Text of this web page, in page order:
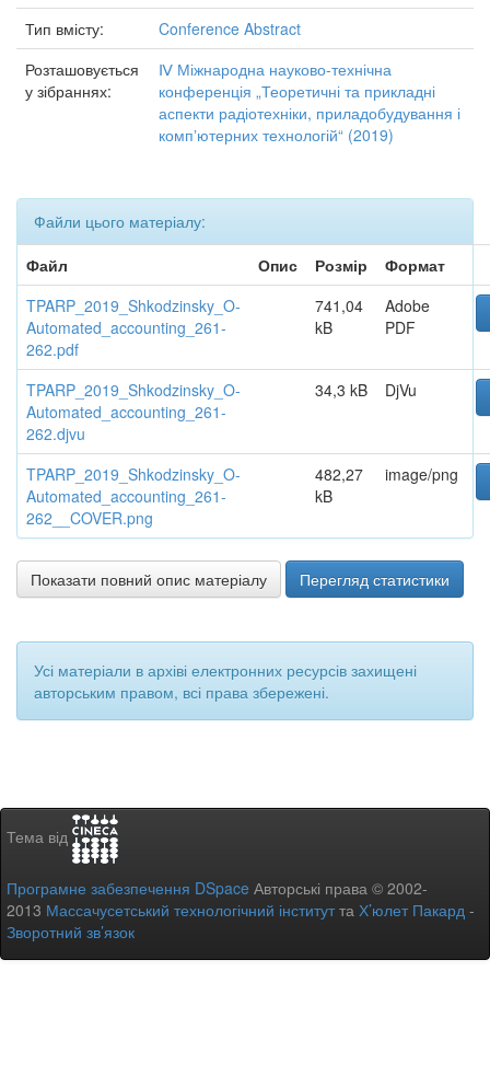
Тип вмісту:
Conference Abstract
Розташовується
у зібраннях:
Ⅳ Міжнародна науково-технічна
конференція „Теоретичні та прикладні
аспекти радіотехніки, приладобудування і
компʼютерних технологій“ (2019)
Файли цього матеріалу:
Файл
Опис Розмір
Формат
TPARP_2019_Shkodzinsky_O-
Automated_accounting_261-
262.pdf
741,04
kB
Adobe
PDF
TPARP_2019_Shkodzinsky_O-
Automated_accounting_261-
262.djvu
34,3 kB DjVu
TPARP_2019_Shkodzinsky_O-
Automated_accounting_261-
262__COVER.png
482,27
kB
image/png
Показати повний опис матеріалу Перегляд статистики
Усі матеріали в архіві електронних ресурсів захищені
авторським правом, всі права збережені.
Тема від
Програмне забезпечення DSpace Авторські права © 2002-
2013 Массачусетський технологічний інститутта Х’юлет Пакард -
Зворотний зв’язок